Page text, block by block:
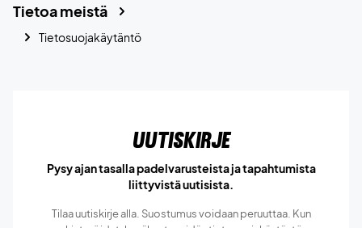
Tietoa meistä
Tietosuojakäytäntö
Uutiskirje
Pysy ajan tasalla padelvarusteista ja tapahtumista
liittyvistä uutisista.
Tilaa uutiskirje alla. Suostumus voidaan peruuttaa. Kun